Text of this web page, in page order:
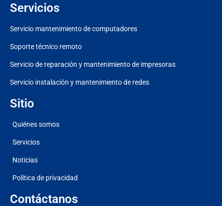
Servicios
Servicio mantenimiento de computadores
Soporte técnico remoto
Servicio de reparación y mantenimiento de impresoras
Servicio instalación y mantenimiento de redes
Sitio
Quiénes somos
Servicios
Noticias
Política de privacidad
Contáctanos